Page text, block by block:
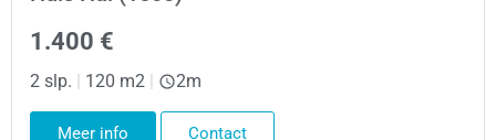
1.400 €
2 slp. 120 m2 2m
Meer info Contact